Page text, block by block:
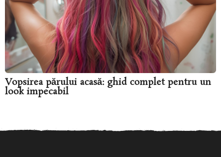
Vopsirea părului acasă: ghid complet pentru un
look impecabil